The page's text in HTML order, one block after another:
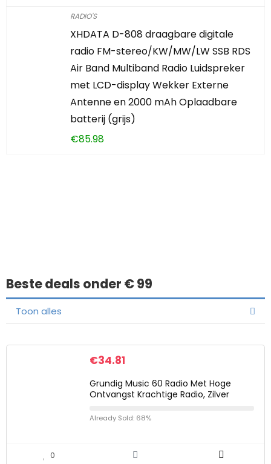
RADIO'S
XHDATA D-808 draagbare digitale
radio FM-stereo/KW/MW/LW SSB RDS
Air Band Multiband Radio Luidspreker
met LCD-display Wekker Externe
Antenne en 2000 mAh Oplaadbare
batterij (grijs)
€85.98
Beste deals onder € 99
Toon alles
€34.81
Grundig Music 60 Radio Met Hoge
Ontvangst Krachtige Radio, Zilver
Already Sold: 68%
0